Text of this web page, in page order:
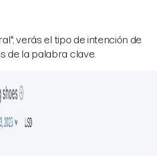
verás el tipo de intención de
de la palabra clave.